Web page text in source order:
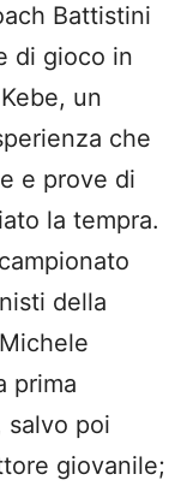
Battistini
di gioco in
un
che
e prove di
la tempra.
della
prima
salvo poi
giovanile;